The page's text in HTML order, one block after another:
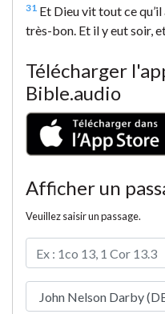
31 Et Dieu vit tout ce
très-bon. Et il y eut soir,
Télécharger
Bible.audio
Afficher un
Veuillez saisir un passage.